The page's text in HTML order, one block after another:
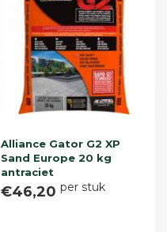
Alliance Gator G2 XP
Sand Europe 20 kg
antraciet
€46,20 per stuk